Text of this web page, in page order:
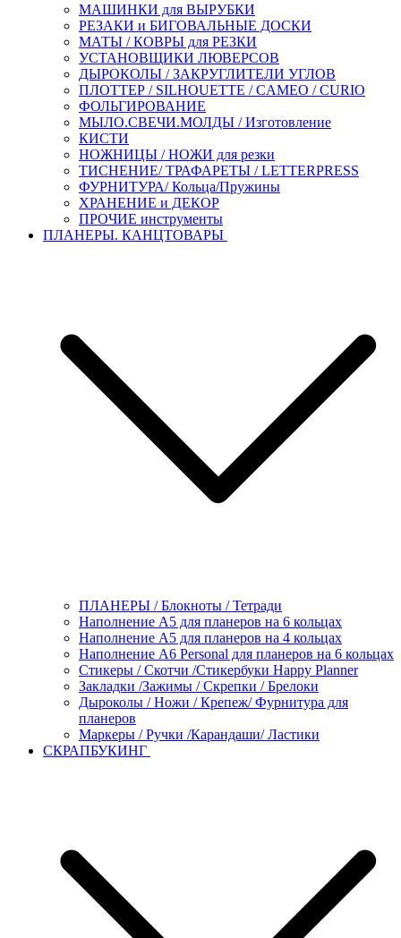
МАШИНКИ для ВЫРУБКИ
РЕЗАКИ и БИГОВАЛЬНЫЕ ДОСКИ
МАТЫ / КОВРЫ для РЕЗКИ
УСТАНОВЩИКИ ЛЮВЕРСОВ
ДЫРОКОЛЫ / ЗАКРУГЛИТЕЛИ УГЛОВ
ПЛОТТЕР / SILHOUETTE / CAMEO / CURIO
ФОЛЬГИРОВАНИЕ
МЫЛО.СВЕЧИ.МОЛДЫ / Изготовление
КИСТИ
НОЖНИЦЫ / НОЖИ для резки
ТИСНЕНИЕ/ ТРАФАРЕТЫ / LETTERPRESS
ФУРНИТУРА/ Кольца/Пружины
ХРАНЕНИЕ и ДЕКОР
ПРОЧИЕ инструменты
ПЛАНЕРЫ. КАНЦТОВАРЫ
ПЛАНЕРЫ / Блокноты / Тетради
Наполнение А5 для планеров на 6 кольцах
Наполнение А5 для планеров на 4 кольцах
Наполнение А6 Personal для планеров на 6 кольцах
Стикеры / Скотчи /Стикербуки Happy Planner
Закладки /Зажимы / Скрепки / Брелоки
Дыроколы / Ножи / Крепеж/ Фурнитура для
планеров
Маркеры / Ручки /Карандаши/ Ластики
СКРАПБУКИНГ